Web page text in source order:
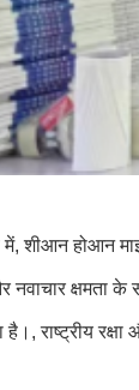
शीआन होआन
क्षमता
राष्ट्रीय